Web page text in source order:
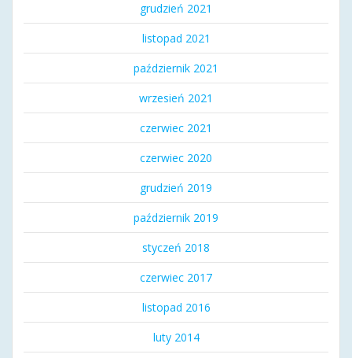
grudzień 2021
listopad 2021
październik 2021
wrzesień 2021
czerwiec 2021
czerwiec 2020
grudzień 2019
październik 2019
styczeń 2018
czerwiec 2017
listopad 2016
luty 2014